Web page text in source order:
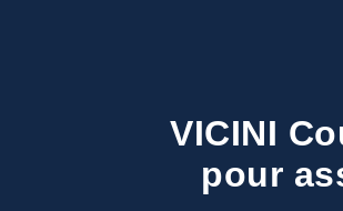
VICINI
pour